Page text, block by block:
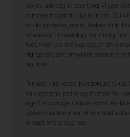
Vores udvalg er stort, og vi gør
ramme noget til alle kvinder. Du
af de perfekte jeans, lækre strik,
sneakers til hverdag. Samtidig
fest, hvor du måske søger en
rigtige blazer, smykker, tasker
høj hæl.
Tilmeld dig vores kundeklub, Club
kan optjene point og handle for
også modtage unikke samt
vores medlemmer af
meget mere lige her.